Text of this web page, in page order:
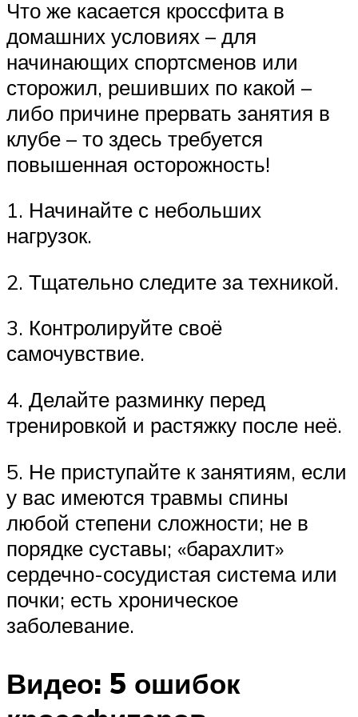
Что же касается кроссфита в
домашних условиях – для
начинающих спортсменов или
сторожил, решивших по какой –
либо причине прервать занятия в
клубе – то здесь требуется
повышенная осторожность!
1. Начинайте с небольших
нагрузок.
2. Тщательно следите за техникой.
3. Контролируйте своё
самочувствие.
4. Делайте разминку перед
тренировкой и растяжку после неё.
5. Не приступайте к занятиям, если
у вас имеются травмы спины
любой степени сложности; не в
порядке суставы; «барахлит»
сердечно-сосудистая система или
почки; есть хроническое
заболевание.
Видео: 5 ошибок